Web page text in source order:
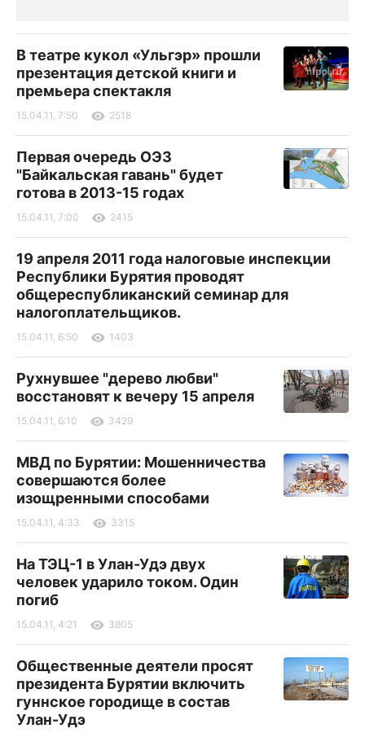
В театре кукол «Ульгэр» прошли
презентация детской книги и
премьера спектакля
15.04.11, 7:50 2518
Первая очередь ОЭЗ
"Байкальская гавань" будет
готова в 2013-15 годах
15.04.11, 7:00 2415
19 апреля 2011 года налоговые инспекции
Республики Бурятия проводят
общереспубликанский семинар для
налогоплательщиков.
15.04.11, 6:50 1403
Рухнувшее "дерево любви"
восстановят к вечеру 15 апреля
15.04.11, 6:10 3429
МВД по Бурятии: Мошенничества
совершаются более
изощренными способами
15.04.11, 4:33 3315
На ТЭЦ-1 в Улан-Удэ двух
человек ударило током. Один
погиб
15.04.11, 4:21 3805
Общественные деятели просят
президента Бурятии включить
гуннское городище в состав
Улан-Удэ